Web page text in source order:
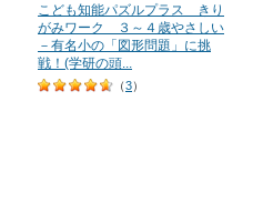
こども知能パズルプラス きり
がみワーク ３～４歳やさしい
－有名小の「図形問題」に挑
戦！(学研の頭...
（3）